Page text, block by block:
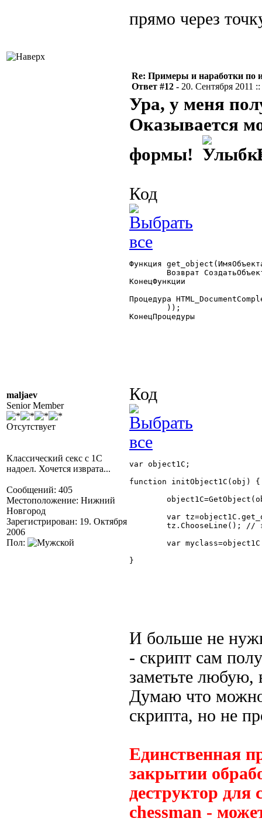
прямо через
maljaev
Senior Member
Отсутствует
Классический секс с 1С
надоел. Хочется изврата...
Сообщений: 405
Местоположение: Нижний
Новгород
Зарегистрирован: 19. Октября
2006
Пол:
Re: Примеры и наработки по
Ответ #12 - 20. Сентября 2011
Ура, у меня
Оказывается
формы!
Код
Функция
КонецФункции
Процедура
КонецПроцедуры
Код
var object1C;
function initObject1C(obj) {
}
И больше не
- скрипт сам
заметьте любую,
Думаю что
скрипта, но не
Единственная
закрытии
деструктор для
chessman -